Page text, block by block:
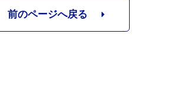
前のページへ戻る